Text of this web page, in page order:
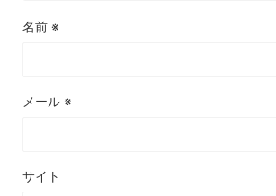
名前 ※
メール ※
サイト